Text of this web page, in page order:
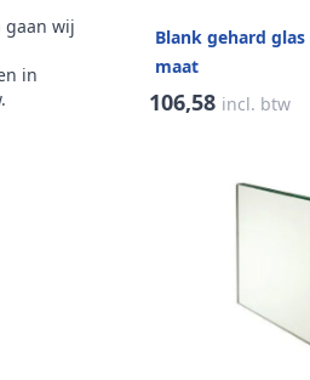
gaan wij
in
Blank gehard
maat
106,58 incl. btw